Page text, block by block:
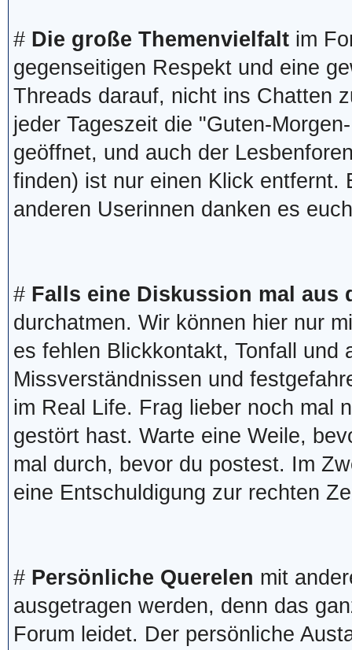
# Die große Themenvielfaltim
gegenseitigen Respekt und eine
Threads darauf, nicht ins Chatten
jeder Tageszeit die "Guten-
geöffnet, und auch der
finden) ist nur einen Klick entfernt.
anderen Userinnen danken es
# Falls eine Diskussion mal aus
durchatmen. Wir können hier nur
es fehlen Blickkontakt, Tonfall und
Missverständnissen und
im Real Life. Frag lieber noch mal
gestört hast. Warte eine Weile,
mal durch, bevor du postest. Im
eine Entschuldigung zur rechten
# Persönliche Querelen mit
ausgetragen werden, denn das
Forum leidet. Der persönliche